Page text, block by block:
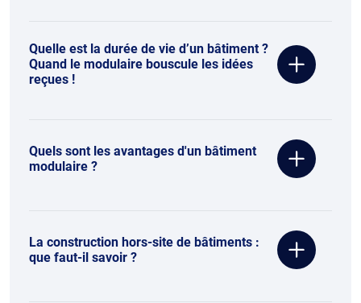
Quelle est la durée de vie d’un bâtiment ?
Quand le modulaire bouscule les idées
reçues !
Quels sont les avantages d'un bâtiment
modulaire ?
La construction hors-site de bâtiments :
que faut-il savoir ?